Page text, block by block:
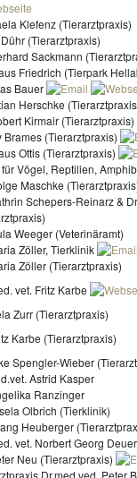
Klefenz (Tierarztpraxis)
(Tierarztpraxis)
Sackmann
Friedrich (Tierpark
Bauer
Herschke
Kirmair (Tierarztpraxis)
Brames (Tierarztpraxis)
Ottis (Tierarztpraxis)
Vögel, Reptilien,
Maschke
Schepers-Reinarz &
Weeger (Veterinäramt)
Zöller, Tierklinik
Zöller (Tierarztpraxis)
vet. Fritz Karbe
Zurr (Tierarztpraxis)
Karbe (Tierarztpraxis)
Spengler-Wieber
Astrid Kasper
Ranzinger
Olbrich (Tierklinik)
Heuberger
vet. Norbert Georg
Neu (Tierarztpraxis)
Dr.med.ved. Peter